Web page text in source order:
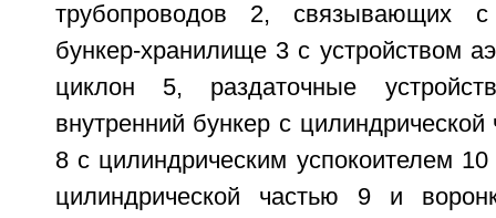
трубопроводов 2, связывающих
бункер-хранилище 3 с устройством
циклон 5, раздаточные
внутренний бункер с
8 с цилиндрическим успокоителем
цилиндрической частью 9 и